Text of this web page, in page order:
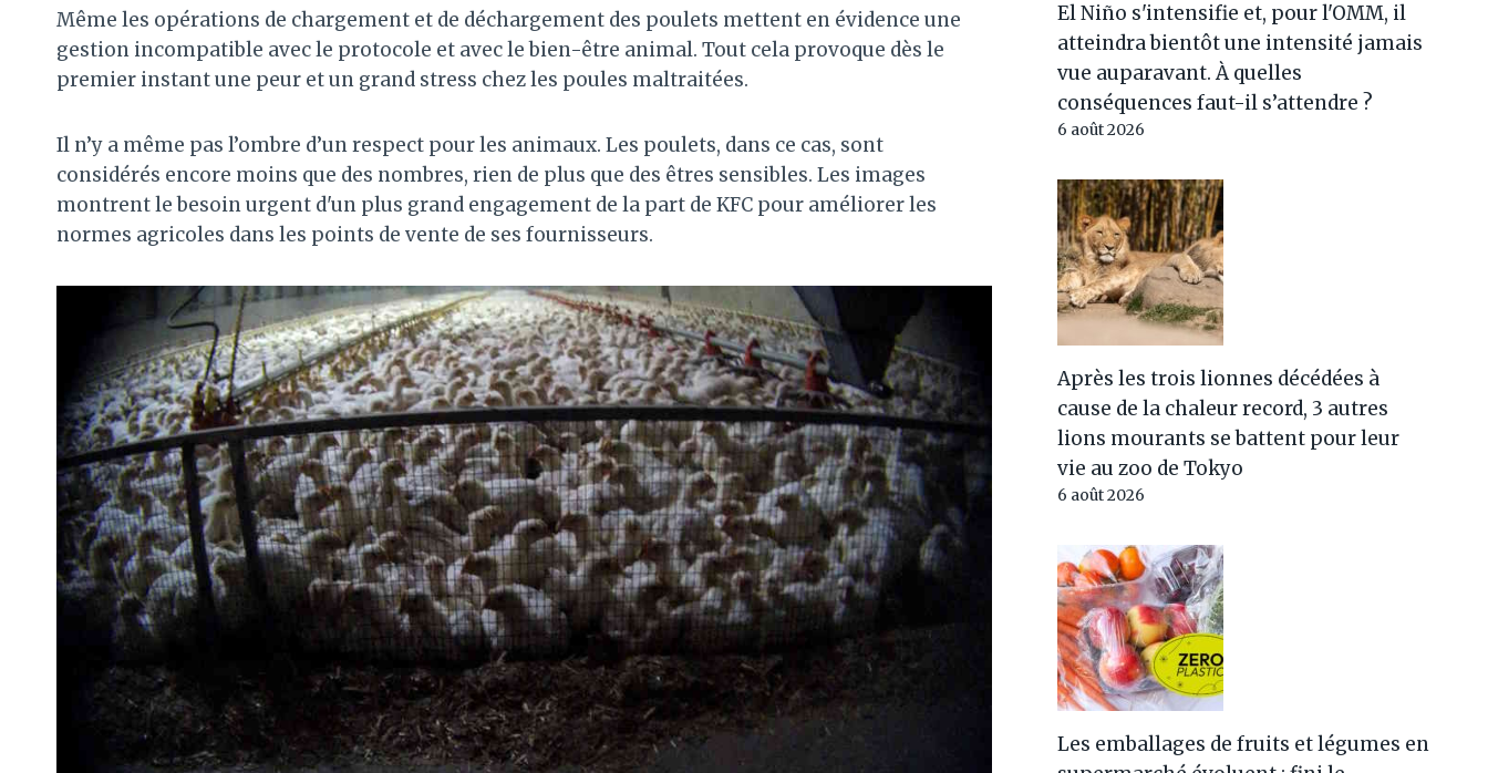
Même les opérations de chargement et de déchargement des poulets mettent en évidence une
gestion incompatible avec le protocole et avec le bien-être animal. Tout cela provoque dès le
premier instant une peur et un grand stress chez les poules maltraitées.
Il n’y a même pas l’ombre d’un respect pour les animaux. Les poulets, dans ce cas, sont
considérés encore moins que des nombres, rien de plus que des êtres sensibles. Les images
montrent le besoin urgent d'un plus grand engagement de la part de KFC pour améliorer les
normes agricoles dans les points de vente de ses fournisseurs.
El Niño s'intensifie et, pour l'OMM, il
atteindra bientôt une intensité jamais
vue auparavant. À quelles
conséquences faut-il s’attendre ?
6 août 2026
Après les trois lionnes décédées à
cause de la chaleur record, 3 autres
lions mourants se battent pour leur
vie au zoo de Tokyo
6 août 2026
Les emballages de fruits et légumes en